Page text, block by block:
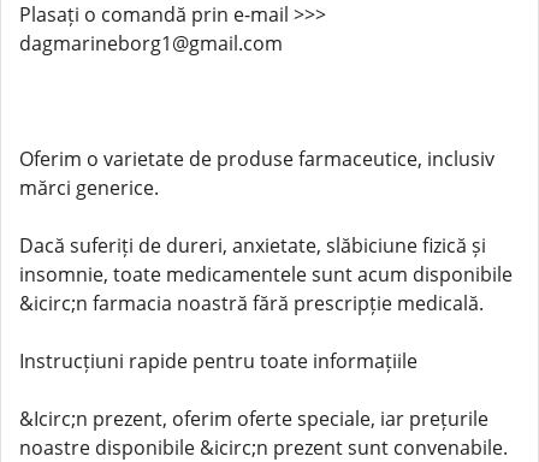
Plasați o comandă prin e-mail >>>
dagmarineborg1@gmail.com
Oferim o varietate de produse farmaceutice, inclusiv
mărci generice.
Dacă suferiți de dureri, anxietate, slăbiciune fizică și
insomnie, toate medicamentele sunt acum disponibile
&icirc;n farmacia noastră fără prescripție medicală.
Instrucțiuni rapide pentru toate informațiile
&Icirc;n prezent, oferim oferte speciale, iar prețurile
noastre disponibile &icirc;n prezent sunt convenabile.